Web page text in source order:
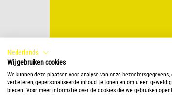
Nederlands
Wij gebruiken cookies
We kunnen deze plaatsen voor analyse van onze
verbeteren, gepersonaliseerde inhoud te tonen en om u een
bieden. Voor meer informatie over de cookies die we gebruiken